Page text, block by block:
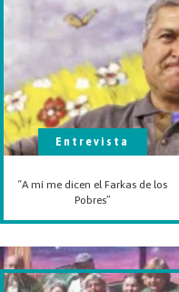
“A mí me dicen el Farkas de los
Pobres”
Entrevista